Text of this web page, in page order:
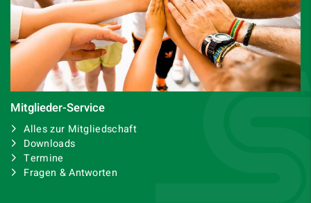
Mitglieder-Service
Alles zur Mitgliedschaft
Downloads
Termine
Fragen & Antworten